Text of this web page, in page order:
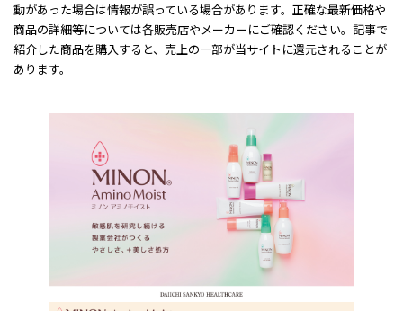
動があった場合は情報が誤っている場合があります。正確な最新価格や
商品の詳細等については各販売店やメーカーにご確認ください。記事で
紹介した商品を購入すると、売上の一部が当サイトに還元されることが
あります。